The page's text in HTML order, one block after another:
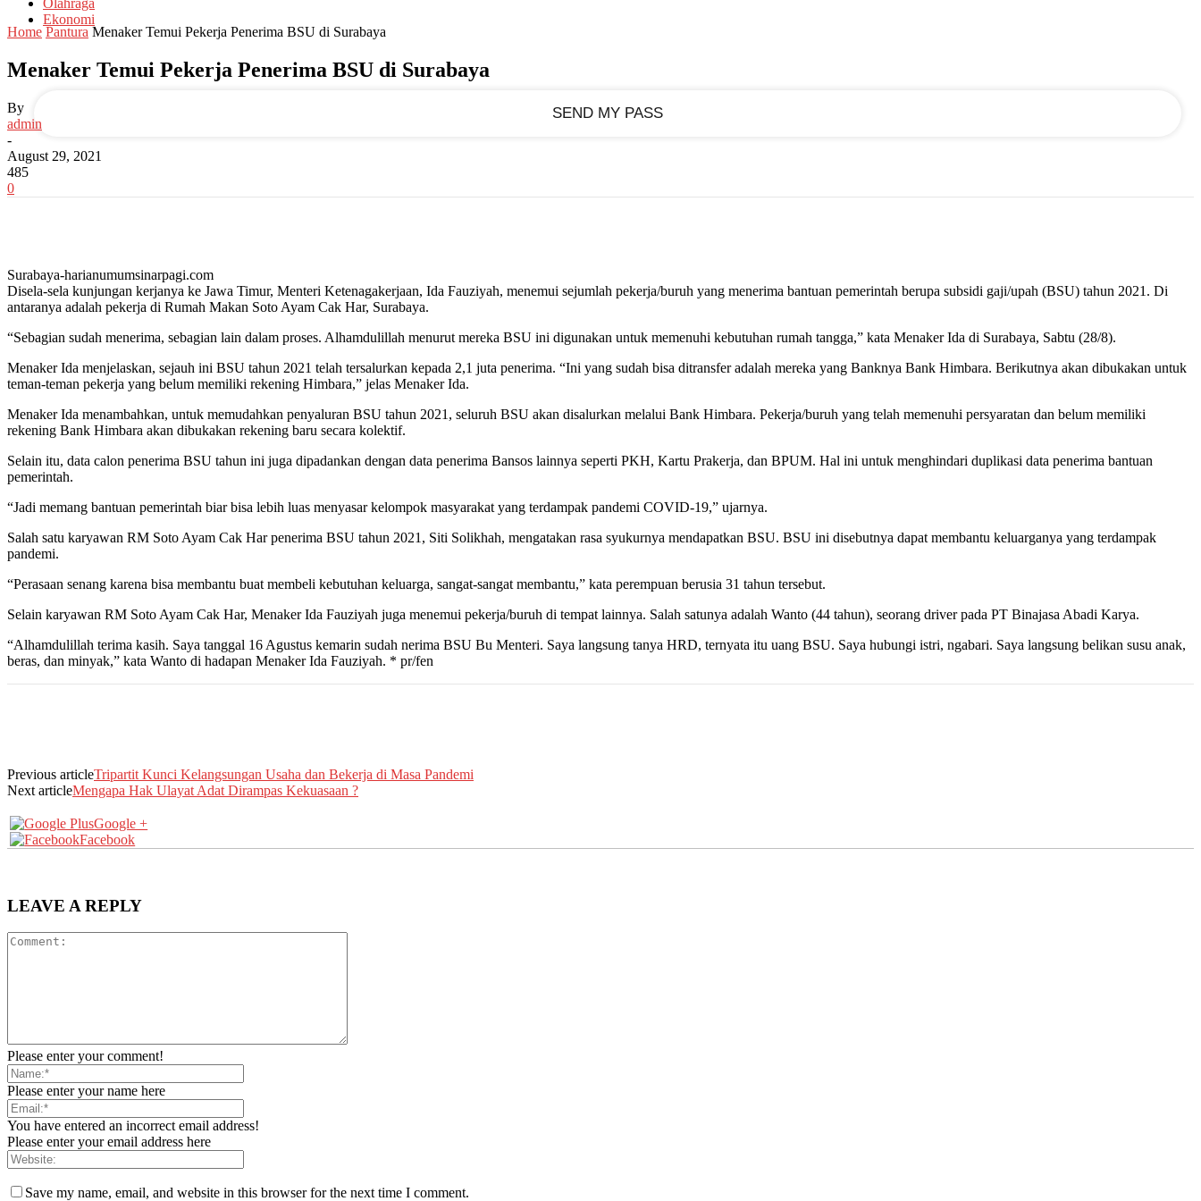
your email
Olahraga
Ekonomi
Home Pantura Menaker Temui Pekerja Penerima BSU di Surabaya
Menaker Temui Pekerja Penerima BSU di Surabaya
By
admin
-
August 29, 2021
485
0
Surabaya-harianumumsinarpagi.com
Disela-sela kunjungan kerjanya ke Jawa Timur, Menteri Ketenagakerjaan, Ida Fauziyah, menemui sejumlah pekerja/buruh yang menerima bantuan pemerintah berupa subsidi gaji/upah (BSU) tahun 2021. Di
antaranya adalah pekerja di Rumah Makan Soto Ayam Cak Har, Surabaya.
“Sebagian sudah menerima, sebagian lain dalam proses. Alhamdulillah menurut mereka BSU ini digunakan untuk memenuhi kebutuhan rumah tangga,” kata Menaker Ida di Surabaya, Sabtu (28/8).
Menaker Ida menjelaskan, sejauh ini BSU tahun 2021 telah tersalurkan kepada 2,1 juta penerima. “Ini yang sudah bisa ditransfer adalah mereka yang Banknya Bank Himbara. Berikutnya akan dibukakan untuk
teman-teman pekerja yang belum memiliki rekening Himbara,” jelas Menaker Ida.
Menaker Ida menambahkan, untuk memudahkan penyaluran BSU tahun 2021, seluruh BSU akan disalurkan melalui Bank Himbara. Pekerja/buruh yang telah memenuhi persyaratan dan belum memiliki
rekening Bank Himbara akan dibukakan rekening baru secara kolektif.
Selain itu, data calon penerima BSU tahun ini juga dipadankan dengan data penerima Bansos lainnya seperti PKH, Kartu Prakerja, dan BPUM. Hal ini untuk menghindari duplikasi data penerima bantuan
pemerintah.
“Jadi memang bantuan pemerintah biar bisa lebih luas menyasar kelompok masyarakat yang terdampak pandemi COVID-19,” ujarnya.
Salah satu karyawan RM Soto Ayam Cak Har penerima BSU tahun 2021, Siti Solikhah, mengatakan rasa syukurnya mendapatkan BSU. BSU ini disebutnya dapat membantu keluarganya yang terdampak
pandemi.
“Perasaan senang karena bisa membantu buat membeli kebutuhan keluarga, sangat-sangat membantu,” kata perempuan berusia 31 tahun tersebut.
Selain karyawan RM Soto Ayam Cak Har, Menaker Ida Fauziyah juga menemui pekerja/buruh di tempat lainnya. Salah satunya adalah Wanto (44 tahun), seorang driver pada PT Binajasa Abadi Karya.
“Alhamdulillah terima kasih. Saya tanggal 16 Agustus kemarin sudah nerima BSU Bu Menteri. Saya langsung tanya HRD, ternyata itu uang BSU. Saya hubungi istri, ngabari. Saya langsung belikan susu anak,
beras, dan minyak,” kata Wanto di hadapan Menaker Ida Fauziyah. * pr/fen
Previous articleTripartit Kunci Kelangsungan Usaha dan Bekerja di Masa Pandemi
Next articleMengapa Hak Ulayat Adat Dirampas Kekuasaan ?
Google +
Facebook
LEAVE A REPLY
Please enter your comment!
Please enter your name here
You have entered an incorrect email address!
Please enter your email address here
Save my name, email, and website in this browser for the next time I comment.